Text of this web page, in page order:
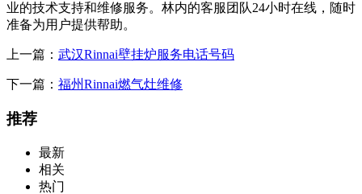
业的技术支持和维修服务。林内的客服团队24小时在线，随时
准备为用户提供帮助。
上一篇： 武汉Rinnai壁挂炉服务电话号码
下一篇： 福州Rinnai燃气灶维修
推荐
最新
相关
热门